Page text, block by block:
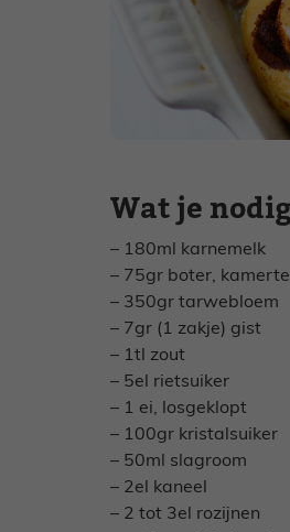
Wat je
– 180ml karnemelk
– 75gr boter,
– 350gr tarwebloem
– 7gr (1 zakje) gist
– 1tl zout
– 5el rietsuiker
– 1 ei, losgeklopt
– 100gr kristalsuiker
– 50ml slagroom
– 2el kaneel
– 2 tot 3el rozijnen